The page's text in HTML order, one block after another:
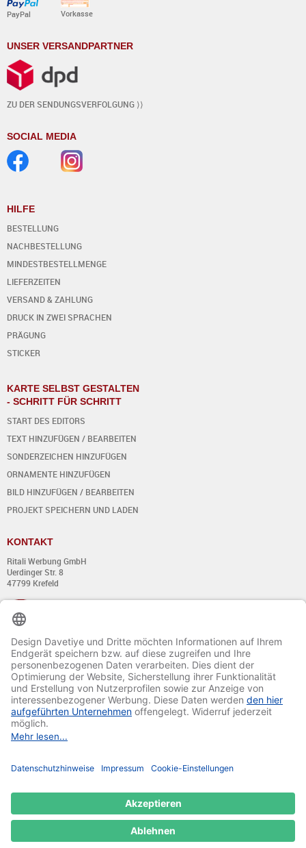
PayPal Vorkasse
UNSER VERSANDPARTNER
ZU DER SENDUNGSVERFOLGUNG ⟩⟩
SOCIAL MEDIA
HILFE
BESTELLUNG
NACHBESTELLUNG
MINDESTBESTELLMENGE
LIEFERZEITEN
VERSAND & ZAHLUNG
DRUCK IN ZWEI SPRACHEN
PRÄGUNG
STICKER
KARTE SELBST GESTALTEN
- SCHRITT FÜR SCHRITT
START DES EDITORS
TEXT HINZUFÜGEN / BEARBEITEN
SONDERZEICHEN HINZUFÜGEN
ORNAMENTE HINZUFÜGEN
BILD HINZUFÜGEN / BEARBEITEN
PROJEKT SPEICHERN UND LADEN
KONTAKT
Ritali Werbung GmbH
Uerdinger Str. 8
47799 Krefeld
+49 (0) 21 51 - 7 633 633
Montag bis Donnerstag:
von 8:00 - 13:00
und von 14:00 - 17:00 Uhr
Freitag:
von 8:00 - 13:00
und von 14:00 - 15:30 Uhr
E-Mail: info@davetiye.de
© 2020-2025 Ritali Werbung GmbH. All Rights Reserved.